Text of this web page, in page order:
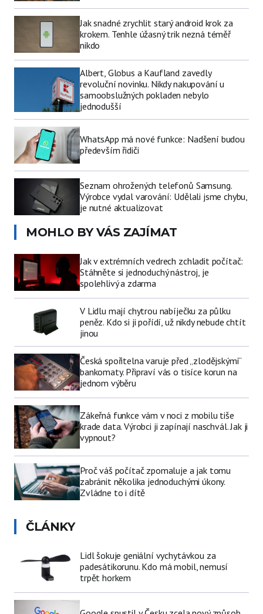
Jak snadné zrychlit starý android krok za
krokem. Tenhle úžasný trik nezná téměř
nikdo
Albert, Globus a Kaufland zavedly
revoluční novinku. Nikdy nakupování u
samoobslužných pokladen nebylo
jednodušší
WhatsApp má nové funkce: Nadšení budou
především řidiči
Seznam ohrožených telefonů Samsung.
Výrobce vydal varování: Udělali jsme chybu,
je nutné aktualizovat
MOHLO BY VÁS ZAJÍMAT
Jak v extrémních vedrech zchladit počítač:
Stáhněte si jednoduchý nástroj, je
spolehlivý a zdarma
V Lidlu mají chytrou nabíječku za půlku
peněz. Kdo si ji pořídí, už nikdy nebude chtít
jinou
Česká spořitelna varuje před „zlodějskými“
bankomaty. Připraví vás o tisíce korun na
jednom výběru
Zákeřná funkce vám v noci z mobilu tiše
krade data. Výrobci ji zapínají naschvál. Jak ji
vypnout?
Proč váš počítač zpomaluje a jak tomu
zabránit několika jednoduchými úkony.
Zvládne to i dítě
ČLÁNKY
Lidl šokuje geniální vychytávkou za
padesátikorunu. Kdo má mobil, nemusí
trpět horkem